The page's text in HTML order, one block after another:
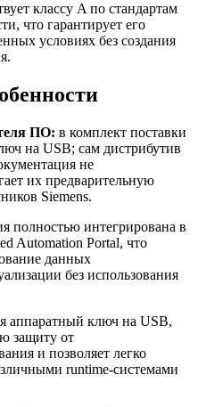
классу A по стандартам
что гарантирует его
условиях без создания
ПО: в комплект поставки
на USB; сам дистрибутив
не
их предварительную
Siemens.
полностью интегрирована в
Automation Portal, что
данных
без использования
аппаратный ключ на USB,
защиту от
и позволяет легко
runtime-системами